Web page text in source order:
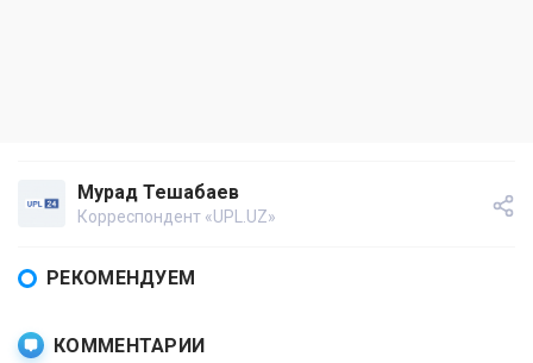
Мурад Тешабаев
Корреспондент «UPL.UZ»
РЕКОМЕНДУЕМ
КОММЕНТАРИИ